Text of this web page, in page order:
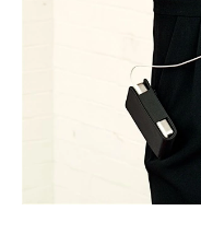
Turkuvaz
A.Ş.
https://
üzerinden
hizmetlere
pazarlama